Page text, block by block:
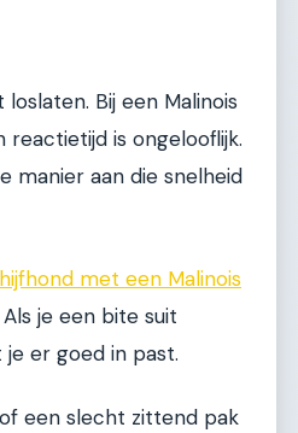
Bij een Malinois
reactietijd is ongelooflijk.
manier aan die snelheid
met een Malinois
je een bite suit
er goed in past.
een slecht zittend pak